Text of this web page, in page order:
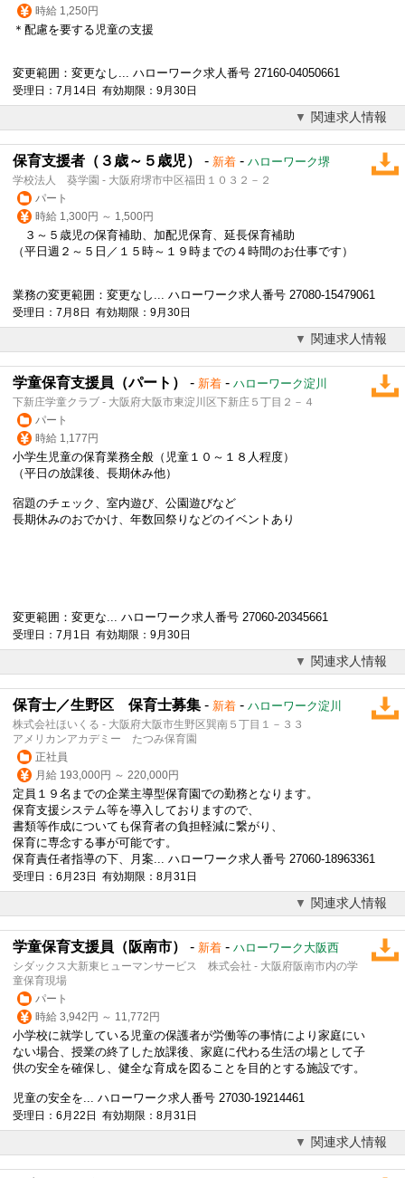
時給 1,250円
＊配慮を要する児童の支援
変更範囲：変更なし... ハローワーク求人番号 27160-04050661
受理日：7月14日 有効期限：9月30日
関連求人情報
保育支援者（３歳～５歳児） - 新着 - ハローワーク堺
学校法人 葵学園 - 大阪府堺市中区福田１０３２－２
パート
時給 1,300円 ～ 1,500円
３～５歳児の保育補助、加配児保育、延長保育補助
（平日週２～５日／１５時～１９時までの４時間のお仕事です）
業務の変更範囲：変更なし... ハローワーク求人番号 27080-15479061
受理日：7月8日 有効期限：9月30日
関連求人情報
学童保育支援員（パート） - 新着 - ハローワーク淀川
下新庄学童クラブ - 大阪府大阪市東淀川区下新庄５丁目２－４
パート
時給 1,177円
小学生児童の保育業務全般（児童１０～１８人程度）
（平日の放課後、長期休み他）
宿題のチェック、室内遊び、公園遊びなど
長期休みのおでかけ、年数回祭りなどのイベントあり
変更範囲：変更な... ハローワーク求人番号 27060-20345661
受理日：7月1日 有効期限：9月30日
関連求人情報
保育士／生野区 保育士募集 - 新着 - ハローワーク淀川
株式会社ほいくる - 大阪府大阪市生野区巽南５丁目１－３３
アメリカンアカデミー たつみ保育園
正社員
月給 193,000円 ～ 220,000円
定員１９名までの企業主導型保育園での勤務となります。
保育支援システム等を導入しておりますので、
書類等作成についても保育者の負担軽減に繋がり、
保育に専念する事が可能です。
保育責任者指導の下、月案... ハローワーク求人番号 27060-18963361
受理日：6月23日 有効期限：8月31日
関連求人情報
学童保育支援員（阪南市） - 新着 - ハローワーク大阪西
シダックス大新東ヒューマンサービス 株式会社 - 大阪府阪南市内の学
童保育現場
パート
時給 3,942円 ～ 11,772円
小学校に就学している児童の保護者が労働等の事情により家庭にい
ない場合、授業の終了した放課後、家庭に代わる生活の場として子
供の安全を確保し、健全な育成を図ることを目的とする施設です。
児童の安全を... ハローワーク求人番号 27030-19214461
受理日：6月22日 有効期限：8月31日
関連求人情報